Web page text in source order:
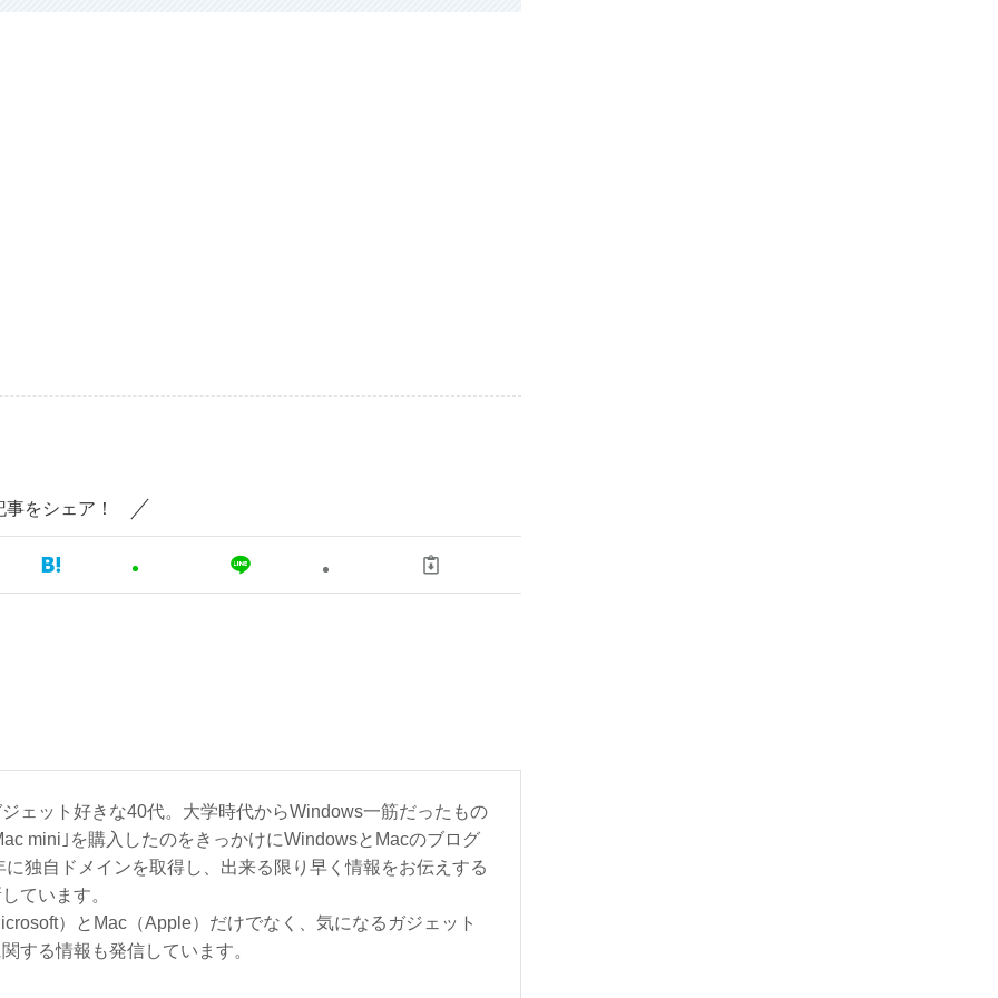
事をシェア！
ェット好きな40代。大学時代からWindows一筋だったもの
mini｣を購入したのをきっかけにWindowsとMacのブログ
に独自ドメインを取得し、出来る限り早く情報をお伝えする
ています。
）とMac（Apple）だけでなく、気になるガジェット
する情報も発信しています。